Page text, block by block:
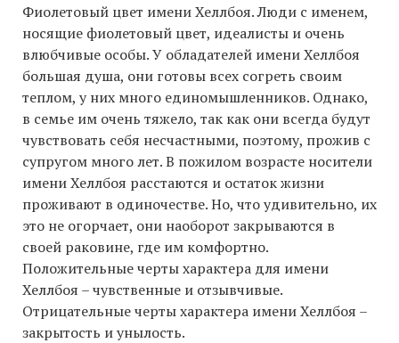
Фиолетовый цвет имени Хеллбоя. Люди с именем,
носящие фиолетовый цвет, идеалисты и очень
влюбчивые особы. У обладателей имени Хеллбоя
большая душа, они готовы всех согреть своим
теплом, у них много единомышленников. Однако,
в семье им очень тяжело, так как они всегда будут
чувствовать себя несчастными, поэтому, прожив с
супругом много лет. В пожилом возрасте носители
имени Хеллбоя расстаются и остаток жизни
проживают в одиночестве. Но, что удивительно, их
это не огорчает, они наоборот закрываются в
своей раковине, где им комфортно.
Положительные черты характера для имени
Хеллбоя – чувственные и отзывчивые.
Отрицательные черты характера имени Хеллбоя –
закрытость и унылость.